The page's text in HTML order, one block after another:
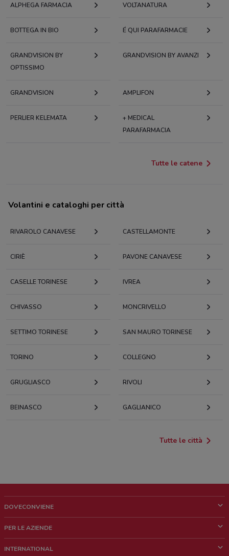
ALPHEGA FARMACIA VOLTANATURA
BOTTEGA IN BIO É QUI PARAFARMACIE
GRANDVISION BY
OPTISSIMO
GRANDVISION BY AVANZI
GRANDVISION AMPLIFON
PERLIER KELEMATA
+ MEDICAL
PARAFARMACIA
Tutte le catene
Volantini e cataloghi per città
RIVAROLO CANAVESE CASTELLAMONTE
CIRIÈ PAVONE CANAVESE
CASELLE TORINESE IVREA
CHIVASSO MONCRIVELLO
SETTIMO TORINESE SAN MAURO TORINESE
TORINO COLLEGNO
GRUGLIASCO RIVOLI
BEINASCO GAGLIANICO
Tutte le città
DOVECONVIENE
Chi siamo
PER LE AZIENDE
INTERNATIONAL